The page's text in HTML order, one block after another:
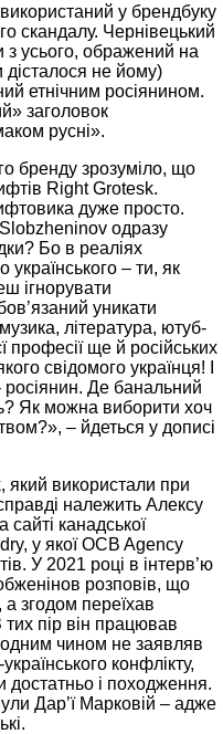
у брендбуку
скандалу. Чернівецький
з усього, ображений на
не йому)
етнічним росіянином.
заголовок
русні».
бренду зрозуміло, що
Right Grotesk.
дуже просто.
одразу
Бо в реаліях
українського – ти, як
ігнорувати
уникати
література, ютуб-
професії ще й російських
свідомого українця! І
Де банальний
Як можна виборити хоч
– йдеться у дописі
використали при
належить Алексу
канадської
у якої OCB Agency
У 2021 році в інтерв’ю
розповів, що
а згодом переїхав
пір він працював
чином не заявляв
конфлікту,
достатньо і походження.
Дар’ї Марковій – адже